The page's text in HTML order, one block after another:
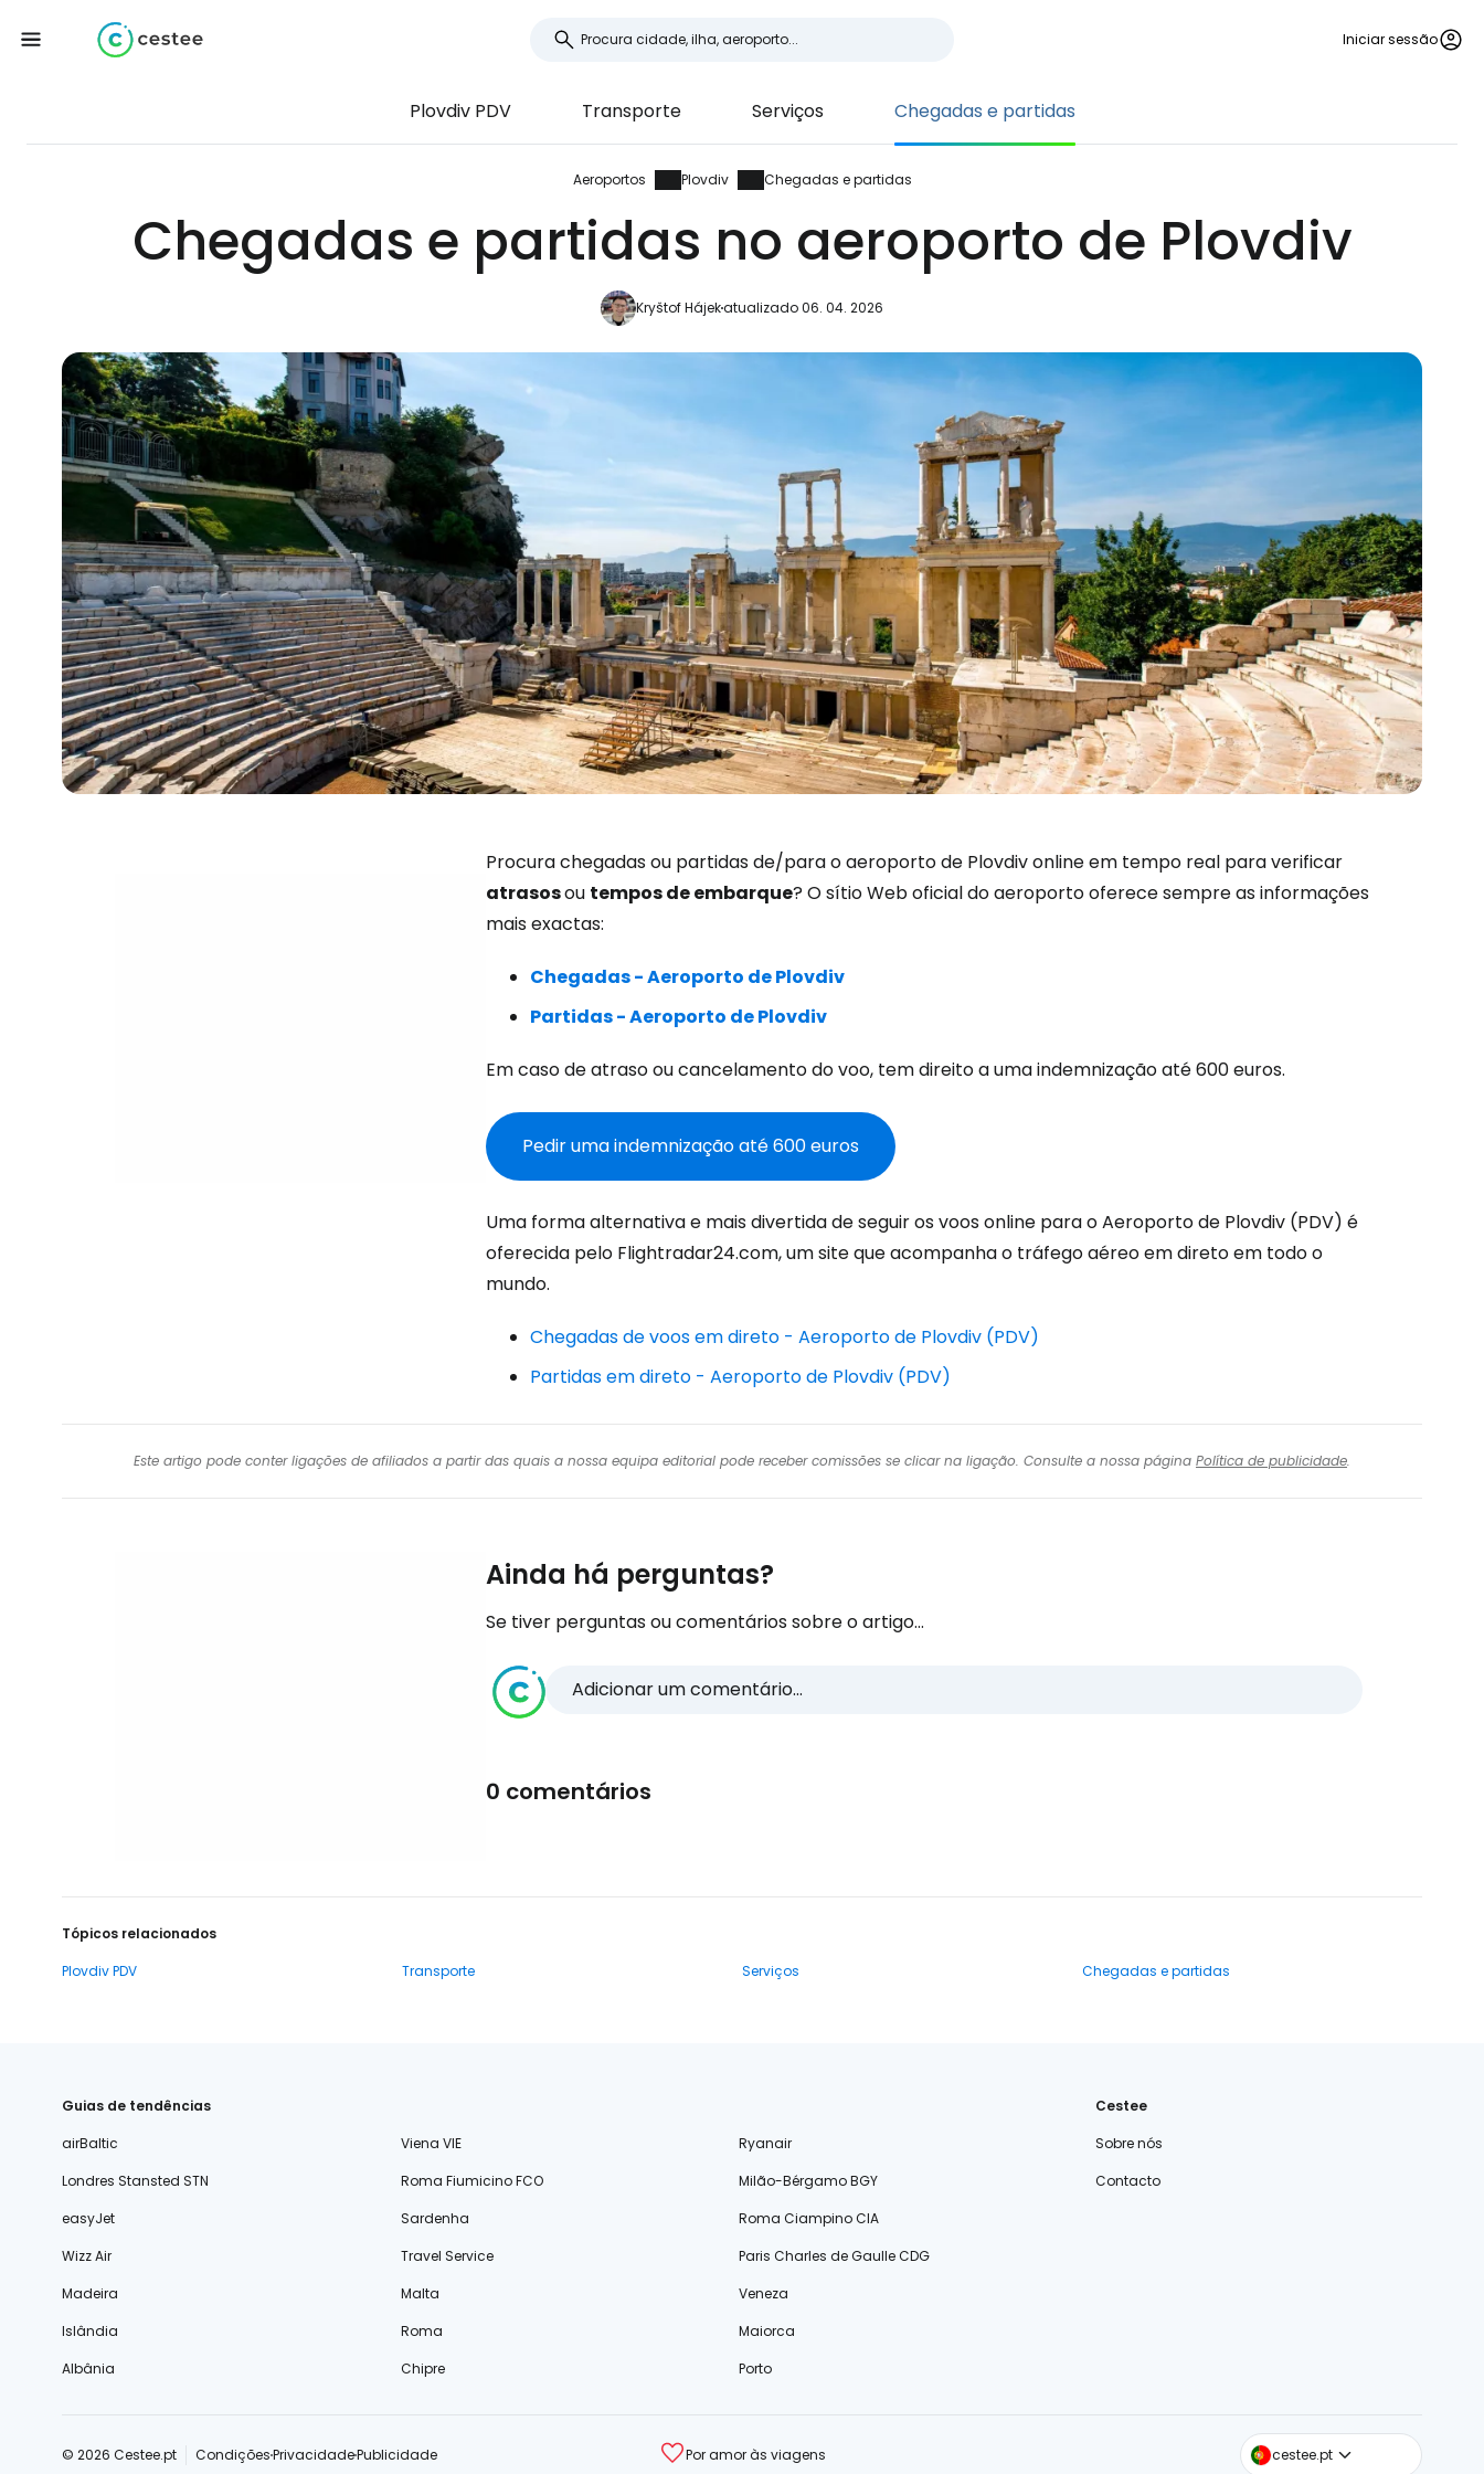
Iniciar sessão
Plovdiv PDV Transporte Serviços Chegadas e partidas
Aeroportos Plovdiv Chegadas e partidas
Chegadas e partidas no aeroporto de Plovdiv
Kryštof Hájekatualizado 06. 04. 2026
Procura chegadas ou partidas de/para o aeroporto de Plovdiv online em tempo real para verificar
atrasosou tempos de embarque? O sítio Web oficial do aeroporto oferece sempre as informações
mais exactas:
Chegadas - Aeroporto de Plovdiv
Partidas - Aeroporto de Plovdiv
Em caso de atraso ou cancelamento do voo, tem direito a uma indemnização até 600 euros.
Pedir uma indemnização até 600 euros
Uma forma alternativa e mais divertida de seguir os voos online para o Aeroporto de Plovdiv (PDV) é
oferecida pelo Flightradar24.com, um site que acompanha o tráfego aéreo em direto em todo o
mundo.
Chegadas de voos em direto - Aeroporto de Plovdiv (PDV)
Partidas em direto - Aeroporto de Plovdiv (PDV)
Este artigo pode conter ligações de afiliados a partir das quais a nossa equipa editorial pode receber comissões se clicar na ligação. Consulte a nossa página Política de publicidade.
Ainda há perguntas?
Se tiver perguntas ou comentários sobre o artigo...
Adicionar um comentário...
0 comentários
Tópicos relacionados
Plovdiv PDV
Transporte Serviços Chegadas e partidas
Guias de tendências
airBaltic
Viena VIE
Ryanair
Londres Stansted STN
Roma Fiumicino FCO
Milão-Bérgamo BGY
easyJet
Sardenha
Roma Ciampino CIA
Wizz Air
Travel Service
Paris Charles de Gaulle CDG
Madeira
Malta
Veneza
Islândia
Roma
Maiorca
Albânia
Chipre Porto
Cestee
Sobre nós
Contacto
© 2026 Cestee.pt CondiçõesPrivacidadePublicidade Por amor às viagens cestee.pt
cestee.com
Iniciar sessão no Cestee
Continuar com o Facebook
Continuar com o correio eletrónico